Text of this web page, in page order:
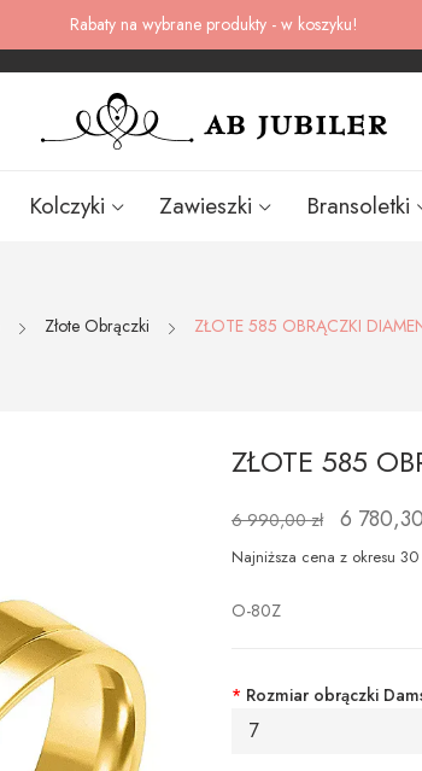
Rabaty na wybrane produkty - w koszyku!
Kolczyki Zawieszki Bransoletki
Złote Obrączki ZŁOTE 585 OBRĄCZKI
ZŁOTE 585
6 990,00 zł 6
Najniższa cena z okresu
O-80Z
* Rozmiar obrączki
7